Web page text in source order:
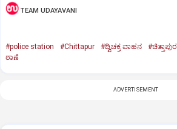
TEAM UDAYAVANI
#police station #Chittapur #ದ್ವಿಚಕ್ರ ವಾಹನ #ಚಿತ್ತಾಪುರ
ಠಾಣೆ
ADVERTISEMENT